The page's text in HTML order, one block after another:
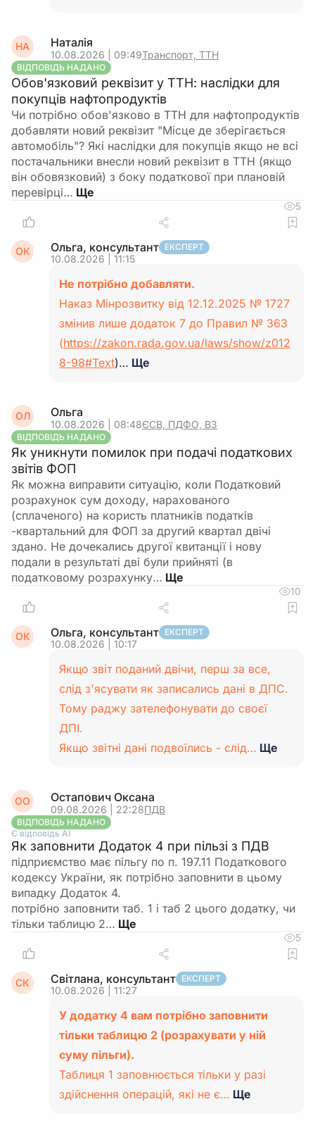
НА Наталія
10.08.2026 | 09:49Транспорт, ТТН
ВІДПОВІДЬ НАДАНО
Обов'язковий реквізит у ТТН: наслідки для
покупців нафтопродуктів
Чи потрібно обов'язково в ТТН для нафтопродуктів
добавляти новий реквізит "Місце де зберігається
автомобіль"? Які наслідки для покупців якщо не всі
постачальники внесли новий реквізит в ТТН (якщо
він обовязковий) з боку податкової при плановій
перевірці…
5
ОК Ольга, консультант ЕКСПЕРТ
10.08.2026 | 11:15
Не потрібно добавляти.
Наказ Мінрозвитку від 12.12.2025 № 1727
змінив лише додаток 7 до Правил № 363
(https://zakon.rada.gov.ua/laws/show/z012
8-98#Text)… Ще
ОЛ Ольга
10.08.2026 | 08:48ЄСВ, ПДФО, ВЗ
ВІДПОВІДЬ НАДАНО
Як уникнути помилок при подачі податкових
звітів ФОП
Як можна виправити ситуацію, коли Податковий
розрахунок сум доходу, нарахованого
(сплаченого) на користь платників податків
-квартальний для ФОП за другий квартал двічі
здано. Не дочекались другої квитанції і нову
подали в результаті дві були прийняті (в
податковому розрахунку…
10
ОК Ольга, консультант ЕКСПЕРТ
10.08.2026 | 10:17
Якщо звіт поданий двічи, перш за все,
слід з'ясувати як записались дані в ДПС.
Тому раджу зателефонувати до своєї
ДПІ.
Якщо звітні дані подвоїлись - слід… Ще
ОО Остапович Оксана
09.08.2026 | 22:28ПДВ
ВІДПОВІДЬ НАДАНО
Є відповідь АІ
Як заповнити Додаток 4 при пільзі з ПДВ
підприємство має пільгу по п. 197.11 Податкового
кодексу України, як потрібно заповнити в цьому
випадку Додаток 4.
потрібно заповнити таб. 1 і таб 2 цього додатку, чи
тільки таблицю 2…
5
СК Світлана, консультант ЕКСПЕРТ
10.08.2026 | 11:27
У додатку 4 вам потрібно заповнити
тільки таблицю 2 (розрахувати у ній
суму пільги).
Таблиця 1 заповнюється тільки у разі
здійснення операцій, які не є… Ще